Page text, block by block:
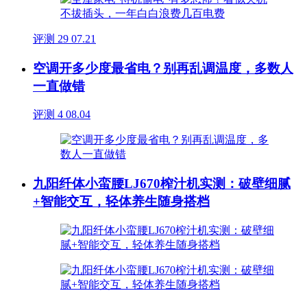
评测 29 07.21
空调开多少度最省电？别再乱调温度，多数人
一直做错
评测 4 08.04
九阳纤体小蛮腰LJ670榨汁机实测：破壁细腻
+智能交互，轻体养生随身搭档